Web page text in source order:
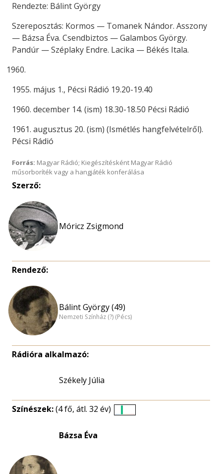
Rendezte: Bálint György
Szereposztás: Kormos — Tomanek Nándor. Asszony
— Bázsa Éva. Csendbiztos — Galambos György.
Pandúr — Széplaky Endre. Lacika — Békés Itala.
1955. május 1., Pécsi Rádió 19.20-19.40
1960. december 14. (ism) 18.30-18.50 Pécsi Rádió
1961. augusztus 20. (ism) (Ismétlés hangfelvételről).
Pécsi Rádió
Forrás: Magyar Rádió; Kiegészítésként Magyar Rádió
műsorboríték vagy a hangjáték konferálása
Szerző:
Móricz Zsigmond
Rendező:
Bálint György (49)
Nemzeti Színház (?) (Pécs)
Rádióra alkalmazó:
Székely Júlia
Színészek:(4 fő, átl. 32 év)
Bázsa Éva